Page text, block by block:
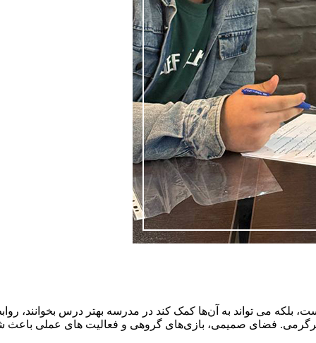
می‌ تواند به آن‌ها کمک کند در مدرسه بهتر درس بخوانند، روابط
فضای صمیمی، بازی‌های گروهی و فعالیت‌ های عملی باعث شد